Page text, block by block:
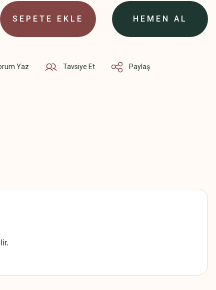
SEPETE EKLE HEMEN AL
Yaz Tavsiye Et Paylaş